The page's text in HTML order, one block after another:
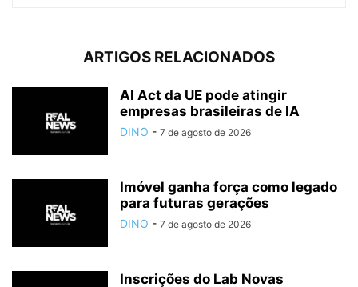
ARTIGOS RELACIONADOS
AI Act da UE pode atingir
empresas brasileiras de IA
DINO - 7 de agosto de 2026
Imóvel ganha força como legado
para futuras gerações
DINO - 7 de agosto de 2026
Inscrições do Lab Novas